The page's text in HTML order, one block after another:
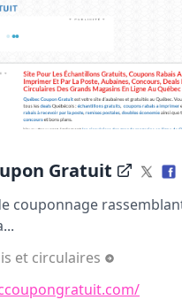
Gratuit
couponnage
et circulaires